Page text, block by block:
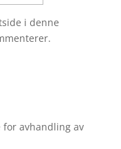
i denne
for avhandling av